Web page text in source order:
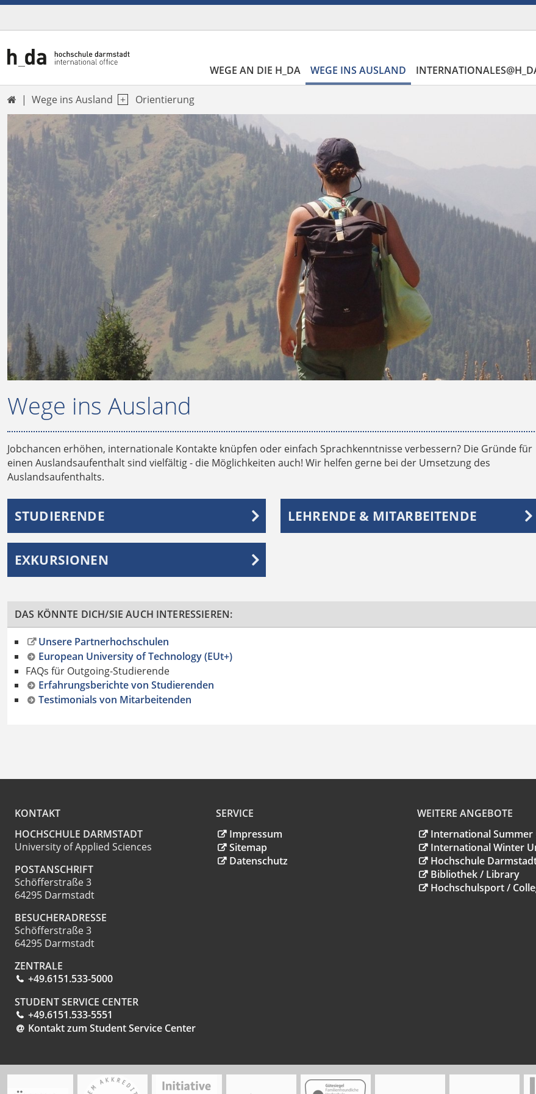
WEGE AN DIE H_DA WEGE INS AUSLAND
 Wege ins Ausland Orientierung
Wege ins Ausland
Jobchancen erhöhen, internationale Kontakte knüpfen oder einfach Sprachkenntnisse verbessern? Die Gründe für
einen Auslandsaufenthalt sind vielfältig - die Möglichkeiten auch! Wir helfen gerne bei der Umsetzung des
Auslandsaufenthalts.
STUDIERENDE
EXKURSIONEN
LEHRENDE & MITARBEITENDE
DAS KÖNNTE DICH/SIE AUCH INTERESSIEREN:
Unsere Partnerhochschulen
European University of Technology (EUt+)
FAQs für Outgoing-Studierende
Erfahrungsberichte von Studierenden
Testimonials von Mitarbeitenden
KONTAKT
HOCHSCHULE DARMSTADT
University of Applied Sciences
POSTANSCHRIFT
Schöfferstraße 3
64295 Darmstadt
BESUCHERADRESSE
Schöfferstraße 3
64295 Darmstadt
ZENTRALE
+49.6151.533-5000
STUDENT SERVICE CENTER
+49.6151.533-5551
Kontakt zum Student Service Center
SERVICE
Impressum
Sitemap
Datenschutz
WEITERE ANGEBOTE
International
International Winter
Hochschule
Bibliothek / Library
Hochschulsport /